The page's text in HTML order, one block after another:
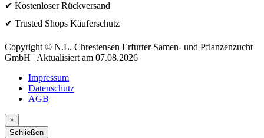
✔ Kostenloser Rückversand
✔ Trusted Shops Käuferschutz
Copyright © N.L. Chrestensen Erfurter Samen- und Pflanzenzucht
GmbH | Aktualisiert am 07.08.2026
Impressum
Datenschutz
AGB
×
Schließen